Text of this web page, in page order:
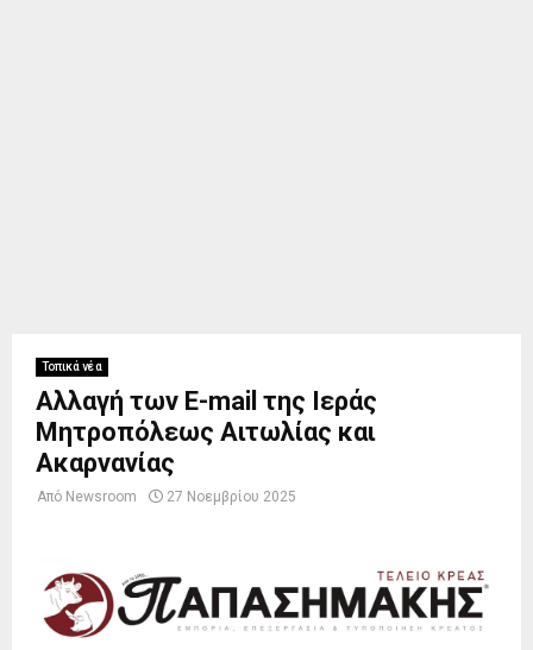
Τοπικά νέα
Αλλαγή των E-mail της Ιεράς
Μητροπόλεως Αιτωλίας και
Ακαρνανίας
Από Newsroom 27 Νοεμβρίου 2025